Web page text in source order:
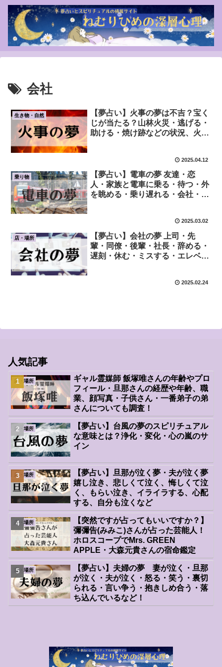
会社
生き物・自然
【夢占い】火事の夢は不吉？宝く
じが当たる？山林火災・逃げる・
助ける・焼け跡などの状況、火が
2025.04.12
乗り物
【夢占い】電車の夢 友達・恋
人・家族と電車に乗る・待つ・外
を眺める・乗り遅れる・会社・知
2025.03.02
店・場所
【夢占い】会社の夢 上司・先
輩・同僚・後輩・社長・辞める・
遅刻・休む・ミスする・エレベー
2025.02.24
人気記事
店・場所
ギャル霊媒師 飯塚唯さんの年齢やプロ
フィール・旦那さんの経歴や年齢、職
業、顔写真・子供さん・一番弟子の弟
さんについても調査！
店・場所
【夢占い】台風の夢のスピリチュアル
な意味とは？浄化・変化・心の嵐のサ
イン
店・場所
【夢占い】旦那が泣く夢・夫が泣く夢
嬉し泣き、悲しくて泣く、悔しくて泣
く、もらい泣き、イライラする、心配
する、自分も泣くなど
店・場所
【突然ですが占ってもいいですか？】
彌彌告(みみこ)さんが占った芸能人！
ホロスコープでMrs. GREEN
APPLE・大森元貴さんの宿命鑑定
店・場所
【夢占い】夫婦の夢 妻が泣く・旦那
が泣く・夫が泣く・怒る・笑う・裏切
られる・言い争う・抱きしめ合う・落
ち込んでいるなど！